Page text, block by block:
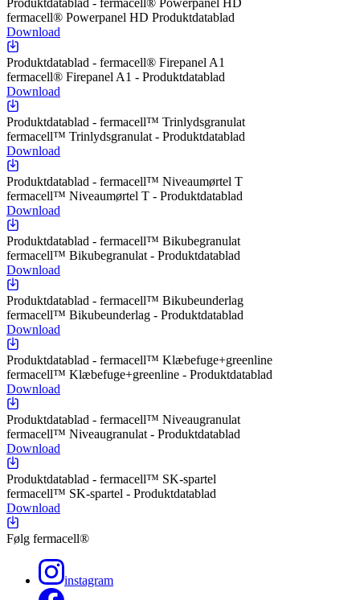
fermacell® Powerpanel HD Produktdatablad
Download
Produktdatablad - fermacell® Firepanel A1
fermacell® Firepanel A1 - Produktdatablad
Download
Produktdatablad - fermacell™ Trinlydsgranulat
fermacell™ Trinlydsgranulat - Produktdatablad
Download
Produktdatablad - fermacell™ Niveaumørtel T
fermacell™ Niveaumørtel T - Produktdatablad
Download
Produktdatablad - fermacell™ Bikubegranulat
fermacell™ Bikubegranulat - Produktdatablad
Download
Produktdatablad - fermacell™ Bikubeunderlag
fermacell™ Bikubeunderlag - Produktdatablad
Download
Produktdatablad - fermacell™ Klæbefuge+greenline
fermacell™ Klæbefuge+greenline - Produktdatablad
Download
Produktdatablad - fermacell™ Niveaugranulat
fermacell™ Niveaugranulat - Produktdatablad
Download
Produktdatablad - fermacell™ SK-spartel
fermacell™ SK-spartel - Produktdatablad
Download
Følg fermacell®
instagram